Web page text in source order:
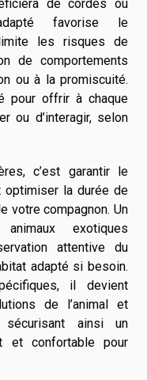
de cordes ou
favorise le
limite les risques de
de comportements
ou à la promiscuité.
pour offrir à chaque
ou d’interagir, selon
c’est garantir le
la durée de
votre compagnon. Un
exotiques
attentive du
adapté si besoin.
il devient
de l’animal et
sécurisant ainsi un
et confortable pour